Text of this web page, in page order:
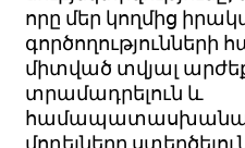
որը մեր կողմից
գործողությունների
միտված տվյալ
տրամադրելուն և
մոդելները